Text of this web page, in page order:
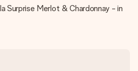
Surprise Merlot & Chardonnay - in